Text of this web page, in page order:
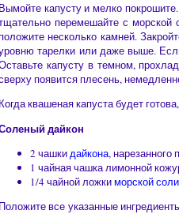
Вымойте капусту и мелко
перемешайте с морской
несколько камней.
тарелки или даже выше.
капусту в темном,
появится плесень,
Когда квашеная капуста будет
дайкон
2 чашкидайкона, нарезанного
1 чайная чашка лимонной
1/4 чайной ложкиморской соли
Положите все указанные